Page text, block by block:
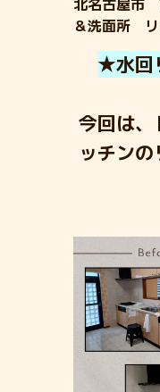
北名古屋市
＆洗面所 リ
★水回
今回は、
ッチン